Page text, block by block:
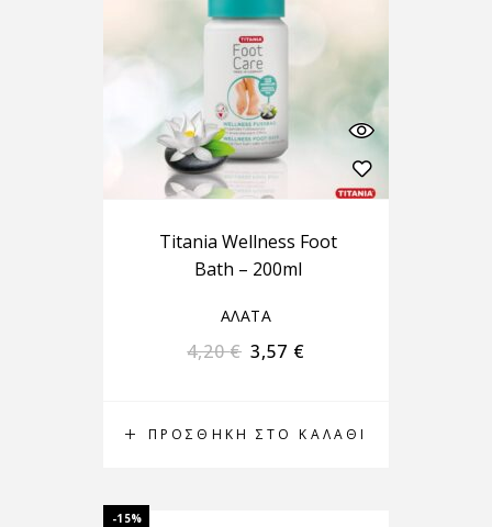
ΠΡΟΣΘΉΚΗ ΣΤΟ ΚΑΛΆΘΙ
Titania Wellness Foot
Bath – 200ml
ΑΛΑΤΑ
4,20€ 3,57 €
-15%